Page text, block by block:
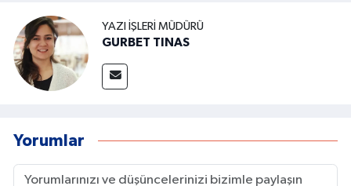
YAZI İŞLERI MÜDÜRÜ
GURBET TINAS
Yorumlar